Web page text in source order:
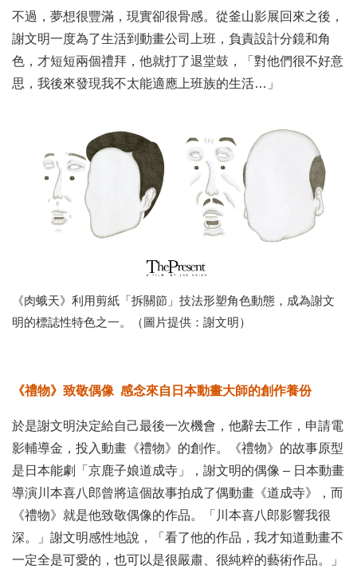
不過，夢想很豐滿，現實卻很骨感。從釜山影展回來之後，
謝文明一度為了生活到動畫公司上班，負責設計分鏡和角
色，才短短兩個禮拜，他就打了退堂鼓，「對他們很不好意
思，我後來發現我不太能適應上班族的生活…」
《肉蛾天》利用剪紙「拆關節」技法形塑角色動態，成為謝文
明的標誌性特色之一。（圖片提供：謝文明）
《禮物》致敬偶像 感念來自日本動畫大師的創作養份
於是謝文明決定給自己最後一次機會，他辭去工作，申請電
影輔導金，投入動畫《禮物》的創作。《禮物》的故事原型
是日本能劇「京鹿子娘道成寺」，謝文明的偶像 – 日本動畫
導演川本喜八郎曾將這個故事拍成了偶動畫《道成寺》，而
《禮物》就是他致敬偶像的作品。「川本喜八郎影響我很
深。」謝文明感性地說，「看了他的作品，我才知道動畫不
一定全是可愛的，也可以是很嚴肅、很純粹的藝術作品。」